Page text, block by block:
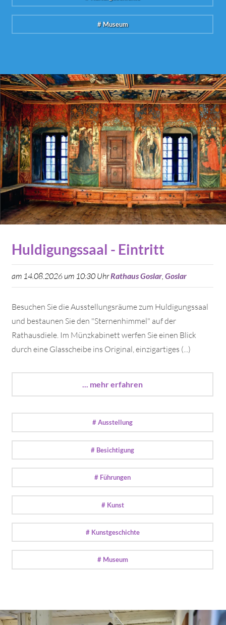
# Museum
Huldigungssaal - Eintritt
am 14.08.2026 um 10:30 UhrRathaus Goslar, Goslar
Besuchen Sie die Ausstellungsräume zum Huldigungssaal
und bestaunen Sie den "Sternenhimmel" auf der
Rathausdiele. Im Münzkabinett werfen Sie einen Blick
durch eine Glasscheibe ins Original, einzigartiges (...)
... mehr erfahren
# Ausstellung
# Besichtigung
# Führungen
# Kunst
# Kunstgeschichte
# Museum